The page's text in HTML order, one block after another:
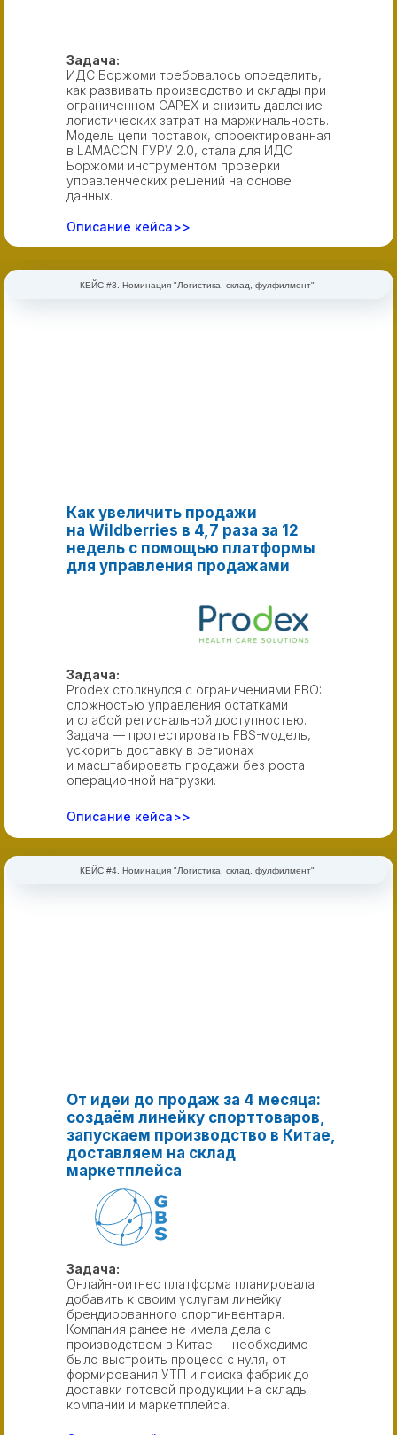
Задача:
ИДС Боржоми требовалось определить,
как развивать производство и склады при
ограниченном CAPEX и снизить давление
логистических затрат на маржинальность.
Модель цепи поставок, спроектированная
в LAMACON ГУРУ 2.0, стала для ИДС
Боржоми инструментом проверки
управленческих решений на основе
данных.
Описание кейса>>
Как увеличить продажи
на Wildberries в 4,7 раза за 12
недель с помощью платформы
для управления продажами
Задача:
Prodex столкнулся с ограничениями FBO:
сложностью управления остатками
и слабой региональной доступностью.
Задача — протестировать FBS-модель,
ускорить доставку в регионах
и масштабировать продажи без роста
операционной нагрузки.
КЕЙС #3. Номинация "Логистика, склад, фулфилмент"
Описание кейса>>
От идеи до продаж за 4 месяца:
создаём линейку спорттоваров,
запускаем производство в Китае,
доставляем на склад
маркетплейса
Задача:
Онлайн-фитнес платформа планировала
добавить к своим услугам линейку
брендированного спортинвентаря.
Компания ранее не имела дела с
производством в Китае — необходимо
было выстроить процесс с нуля, от
формирования УТП и поиска фабрик до
доставки готовой продукции на склады
компании и маркетплейса.
КЕЙС #4. Номинация "Логистика, склад, фулфилмент"